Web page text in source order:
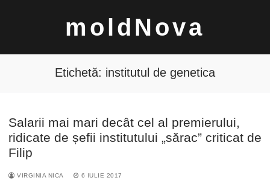
moldNova
Caută
după:
Etichetă: institutul de genetica
Salarii mai mari decât cel al premierului,
ridicate de șefii institutului „sărac” criticat de
Filip
VIRGINIA NICA 6 IULIE 2017